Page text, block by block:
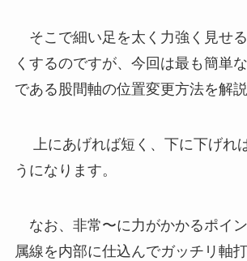
そこで細い足を太く力強く見せ
くするのですが、今回は最も簡単
である股間軸の位置変更方法を解説
上にあげれば短く、下に下げれ
うになります。
なお、非常〜に力がかかるポイ
属線を内部に仕込んでガッチリ軸